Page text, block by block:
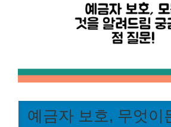
예금자 보호, 무엇이